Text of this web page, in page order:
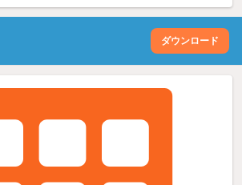
ダウンロード